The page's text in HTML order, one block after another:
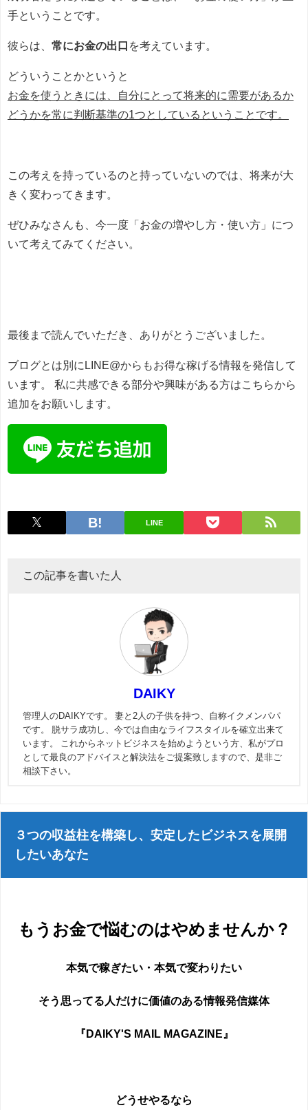
手ということです。
彼らは、 常にお金の出口 を考えています。
どういうことかというと
お金を使うときには、自分にとって将来的に需要があるか
どうかを常に判断基準の1つとしているということです。
この考えを持っているのと持っていないのでは、将来が大
きく変わってきます。
ぜひみなさんも、今一度「お金の増やし方・使い方」につ
いて考えてみてください。
最後まで読んでいただき、ありがとうございました。
ブログとは別にLINE@からもお得な稼げる情報を発信して
います。
私に共感できる部分や興味がある方はこちらから
追加をお願いします。
LINE
この記事を書いた人
DAIKY
管理人のDAIKYです。 妻と2人の子供を持つ、自称イクメンパパ
です。 脱サラ成功し、今では自由なライフスタイルを確立出来て
います。 これからネットビジネスを始めようという方、私がプロ
として最良のアドバイスと解決法をご提案致しますので、是非ご
相談下さい。
３つの収益柱を構築し、安定したビジネスを展開
したいあなた
もうお金で悩むのはやめませんか？
本気で稼ぎたい・本気で変わりたい
そう思ってる人だけに価値のある情報発信媒体
『DAIKY'S MAIL MAGAZINE』
どうせやるなら